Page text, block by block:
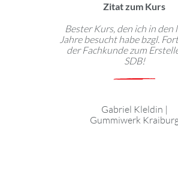
Zitat zum Kurs
Bester Kurs, den ich in den
Jahre besucht habe bzgl.
der Fachkunde zum
SDB!
Gabriel Kleldin |
Gummiwerk